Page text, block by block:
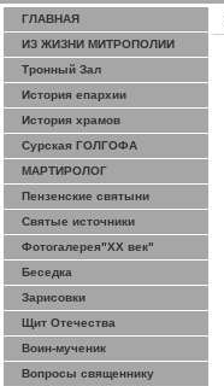
ГЛАВНАЯ
ИЗ ЖИЗНИ МИТРОПОЛИИ
Тронный Зал
История епархии
История храмов
Сурская ГОЛГОФА
МАРТИРОЛОГ
Пензенские святыни
Святые источники
Фотогалерея"ХХ век"
Беседка
Зарисовки
Щит Отечества
Воин-мученик
Вопросы священнику